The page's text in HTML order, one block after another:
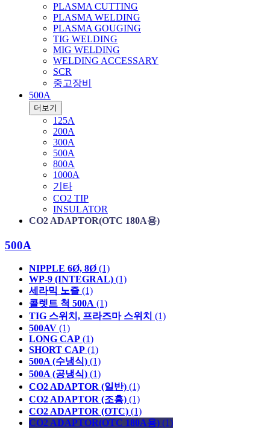
PLASMA CUTTING
PLASMA WELDING
PLASMA GOUGING
TIG WELDING
MIG WELDING
WELDING ACCESSARY
SCR
중고장비
500A
더보기
125A
200A
300A
500A
800A
1000A
기타
CO2 TIP
INSULATOR
CO2 ADAPTOR(OTC 180A용)
500A
NIPPLE 6Ø, 8Ø (1)
WP-9 (INTEGRAL) (1)
세라믹 노즐 (1)
콜렛트 척 500A (1)
TIG 스위치, 프라즈마 스위치 (1)
500AV (1)
LONG CAP (1)
SHORT CAP (1)
500A (수냉식) (1)
500A (공냉식) (1)
CO2 ADAPTOR (일반) (1)
CO2 ADAPTOR (조흥) (1)
CO2 ADAPTOR (OTC) (1)
CO2 ADAPTOR(OTC 180A용) (1)